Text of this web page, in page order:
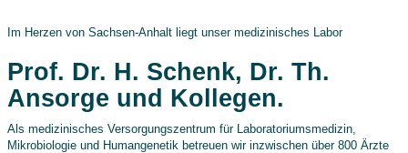
Im Herzen von Sachsen-Anhalt liegt unser medizinisches Labor
Prof. Dr. H. Schenk, Dr. Th.
Ansorge und Kollegen.
Als medizinisches Versorgungszentrum für Laboratoriumsmedizin,
Mikrobiologie und Humangenetik betreuen wir inzwischen über 800 Ärzte